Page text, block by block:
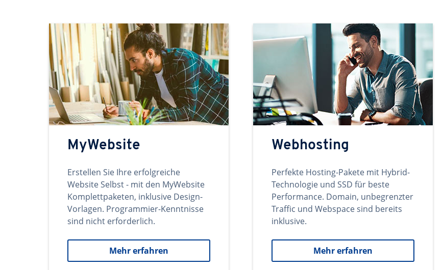
MyWebsite
Erstellen Sie Ihre erfolgreiche
Website Selbst - mit den MyWebsite
Komplettpaketen, inklusive Design-
Vorlagen. Programmier-Kenntnisse
sind nicht erforderlich.
Mehr erfahren
Webhosting
Perfekte Hosting-Pakete mit Hybrid-
Technologie und SSD für beste
Performance. Domain, unbegrenzter
Traffic und Webspace sind bereits
inklusive.
Mehr erfahren